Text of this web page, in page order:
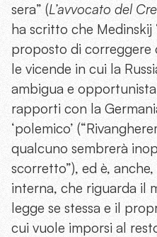
sera” (L’avvocato del
ha scritto che Medinskij
proposto di correggere
le vicende in cui la
ambigua e
rapporti con la
‘polemico’
qualcuno sembrerà
scorretto”), ed è,
interna, che riguarda il
legge se stessa e il
cui vuole imporsi al